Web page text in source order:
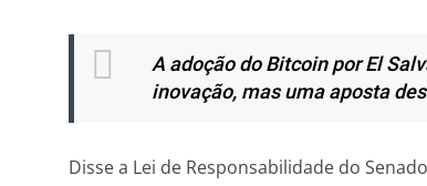
A adoção do Bitcoin por El
inovação, mas uma aposta
Disse a Lei de Responsabilidade do